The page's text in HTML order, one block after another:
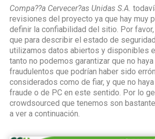
Compa??a Cervecer?as Unidas S.A.
revisiones del proyecto ya que hay muy
definir la confiabilidad del sitio. Por
que para describir el estado de
utilizamos datos abiertos y disponibles
tanto no podemos garantizar que no
fraudulentos que podrían haber sido
considerados como de fiar, y que no
fraude o de PC en este sentido. Por lo
crowdsourced que tenemos son
a ver a continuación.